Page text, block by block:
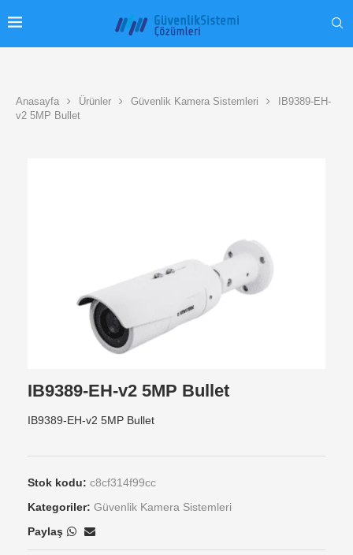
Anasayfa Ürünler Güvenlik Kamera Sistemleri
IB9389-EH-
v2 5MP Bullet
IB9389-EH-v2 5MP Bullet
IB9389-EH-v2 5MP Bullet
Stok kodu: c8cf314f99cc
Kategoriler: Güvenlik Kamera Sistemleri
Paylaş